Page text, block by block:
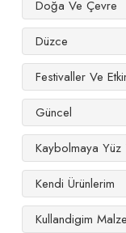
Doğa Ve Çevre
Düzce
Festivaller Ve
Güncel
Kaybolmaya Yüz
Kendi Ürünlerim
Kullandigim